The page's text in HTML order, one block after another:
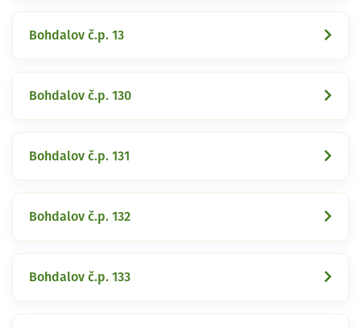
Bohdalov č.p. 13
Bohdalov č.p. 130
Bohdalov č.p. 131
Bohdalov č.p. 132
Bohdalov č.p. 133